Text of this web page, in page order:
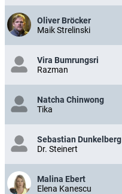
Oliver Bröcker
Maik Strelinski
Vira Bumrungsri
Razman
Natcha Chinwong
Tika
Sebastian Dunkelberg
Dr. Steinert
Malina Ebert
Elena Kanescu